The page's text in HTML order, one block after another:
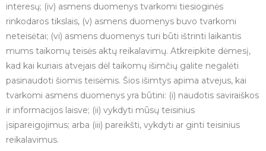
interesų; (iv) asmens duomenys tvarkomi tiesioginės
rinkodaros tikslais, (v) asmens duomenys buvo tvarkomi
neteisėtai; (vi) asmens duomenys turi būti ištrinti laikantis
mums taikomų teisės aktų reikalavimų. Atkreipkite dėmesį,
kad kai kuriais atvejais dėl taikomų išimčių galite negalėti
pasinaudoti šiomis teisėmis. Šios išimtys apima atvejus, kai
tvarkomi asmens duomenys yra būtini: (i) naudotis saviraiškos
ir informacijos laisve; (ii) vykdyti mūsų teisinius
įsipareigojimus; arba (iii) pareikšti, vykdyti ar ginti teisinius
reikalavimus.